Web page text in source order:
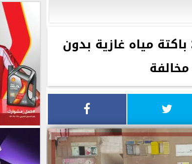
ضبط 448 قطعة حلوى منتهية الصلاحية و30 باكتة مياه غازية بدون